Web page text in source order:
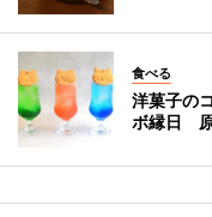
食べる
洋菓子の
ボ縁日